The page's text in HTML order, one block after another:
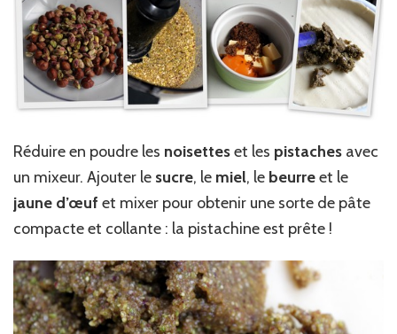
Réduire en poudre les noisetteset les pistaches avec
un mixeur. Ajouter le sucre, le miel, le beurreet le
jaune d’œuf et mixer pour obtenir une sorte de pâte
compacte et collante : la pistachine est prête !